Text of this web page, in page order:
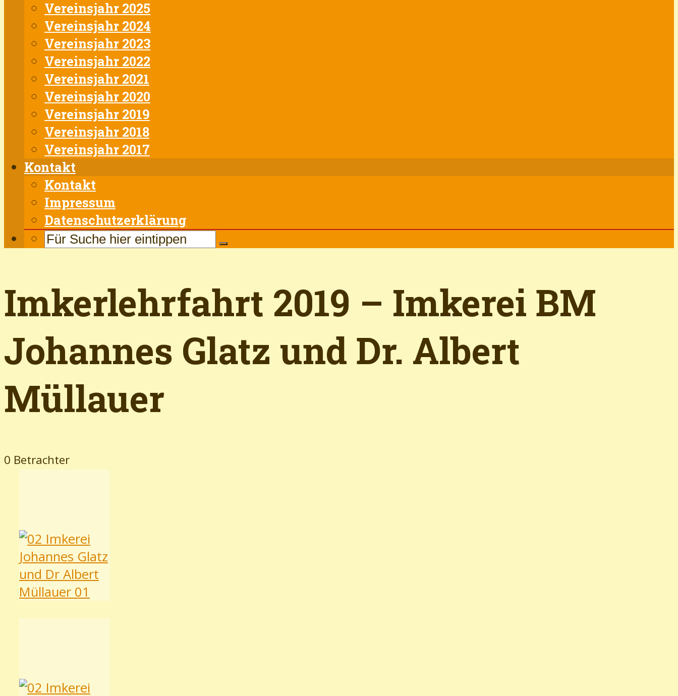
Vereinsjahr 2025
Vereinsjahr 2024
Vereinsjahr 2023
Vereinsjahr 2022
Vereinsjahr 2021
Vereinsjahr 2020
Vereinsjahr 2019
Vereinsjahr 2018
Vereinsjahr 2017
Kontakt
Kontakt
Impressum
Datenschutzerklärung
Imkerlehrfahrt 2019 – Imkerei BM
Johannes Glatz und Dr. Albert
Müllauer
0 Betrachter